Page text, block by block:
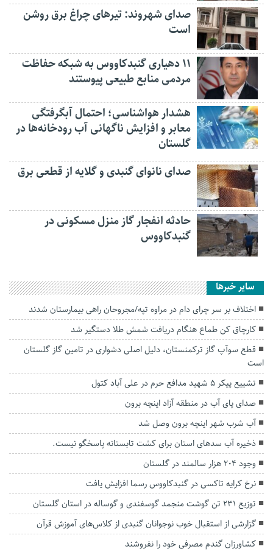
صدای شهروند: تیرهای چراغ برق روشن
است
۱۱ دهیاری گنبدکاووس به شبکه حفاظت
مردمی منابع طبیعی پیوستند
هشدار هواشناسی؛ احتمال آبگرفتگی
معابر و افزایش ناگهانی آب رودخانه‌ها در
گلستان
صدای نانوای گنبدی و گلایه از قطعی برق
حادثه انفجار گاز منزل مسکونی در
گنبدکاووس
سایر خبرها
اختلاف بر سر چرای دام در مراوه تپه/مجروحان راهی بیمارستان شدند
کارچاق کن طماع هنگام دریافت شمش طلا دستگیر شد
قطع سوآپ گاز ترکمنستان، دلیل اصلی دشواری در تامین گاز گلستان
است
تشییع پیکر ۵ شهید مدافع حرم در علی آباد کتول
صدای پای آب در منطقه آزاد اینچه برون
آب‌ شرب شهر‌ اینچه برون وصل شد
ذخیره آب سدهای استان برای کشت تابستانه پاسخگو نیست.
وجود ۲۰۴ هزار سالمند در گلستان
نرخ کرایه تاکسی در گنبدکاووس رسما افزایش یافت
توزیع ۲۳۱ تن گوشت منجمد گوسفندی و گوساله در استان گلستان
گزارشی از استقبال خوب نوجوانان گنبدی از کلاس‌های آموزش قرآن
کشاورزان گندم مصرفی خود را نفروشند